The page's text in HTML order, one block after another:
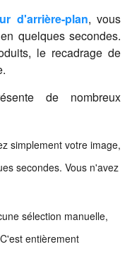
d'arrière-plan, vous
quelques secondes.
le recadrage de
de nombreux
simplement votre image,
secondes. Vous n'avez
sélection manuelle,
entièrement